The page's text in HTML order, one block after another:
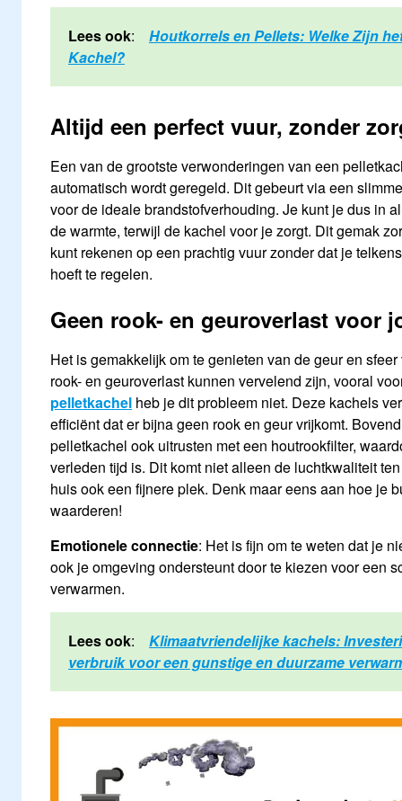
Lees ook: Houtkorrels en Pellets: Welke Zijn
Kachel?
Altijd een perfect vuur, zonder
Een van de grootste verwonderingen van een
automatisch wordt geregeld. Dit gebeurt via een
voor de ideale brandstofverhouding. Je kunt je dus in
de warmte, terwijl de kachel voor je zorgt. Dit gemak
kunt rekenen op een prachtig vuur zonder dat je
hoeft te regelen.
Geen rook- en geuroverlast voor
Het is gemakkelijk om te genieten van de geur en
rook- en geuroverlast kunnen vervelend zijn, vooral
pelletkachel heb je dit probleem niet. Deze kachels
efficiënt dat er bijna geen rook en geur vrijkomt.
pelletkachel ook uitrusten met een houtrookfilter,
verleden tijd is. Dit komt niet alleen de luchtkwaliteit
huis ook een fijnere plek. Denk maar eens aan hoe je
waarderen!
Emotionele connectie: Het is fijn om te weten dat je
ook je omgeving ondersteunt door te kiezen voor een
verwarmen.
Lees ook: Klimaatvriendelijke kachels:
verbruik voor een gunstige en duurzame